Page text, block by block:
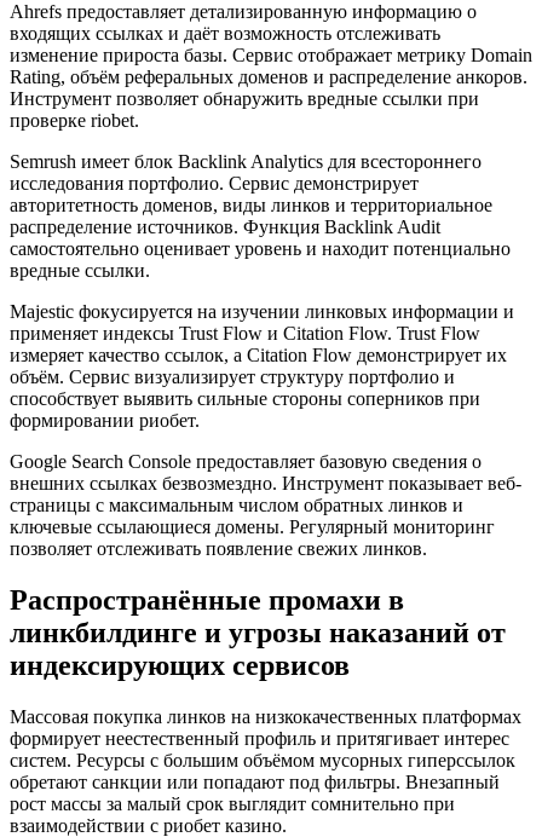
Ahrefs предоставляет детализированную информацию о
входящих ссылках и даёт возможность отслеживать
изменение прироста базы. Сервис отображает метрику Domain
Rating, объём реферальных доменов и распределение анкоров.
Инструмент позволяет обнаружить вредные ссылки при
проверке riobet.
Semrush имеет блок Backlink Analytics для всестороннего
исследования портфолио. Сервис демонстрирует
авторитетность доменов, виды линков и территориальное
распределение источников. Функция Backlink Audit
самостоятельно оценивает уровень и находит потенциально
вредные ссылки.
Majestic фокусируется на изучении линковых информации и
применяет индексы Trust Flow и Citation Flow. Trust Flow
измеряет качество ссылок, а Citation Flow демонстрирует их
объём. Сервис визуализирует структуру портфолио и
способствует выявить сильные стороны соперников при
формировании риобет.
Google Search Console предоставляет базовую сведения о
внешних ссылках безвозмездно. Инструмент показывает веб-
страницы с максимальным числом обратных линков и
ключевые ссылающиеся домены. Регулярный мониторинг
позволяет отслеживать появление свежих линков.
Распространённые промахи в
линкбилдинге и угрозы наказаний от
индексирующих сервисов
Массовая покупка линков на низкокачественных платформах
формирует неестественный профиль и притягивает интерес
систем. Ресурсы с большим объёмом мусорных гиперссылок
обретают санкции или попадают под фильтры. Внезапный
рост массы за малый срок выглядит сомнительно при
взаимодействии с риобет казино.